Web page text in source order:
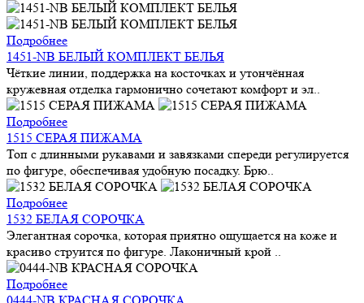
Подробнее
1451-NB БЕЛЫЙ КОМПЛЕКТ БЕЛЬЯ
Чёткие линии, поддержка на косточках и утончённая
кружевная отделка гармонично сочетают комфорт и эл..
Подробнее
1515 СЕРАЯ ПИЖАМА
Топ с длинными рукавами и завязками спереди регулируется
по фигуре, обеспечивая удобную посадку. Брю..
Подробнее
1532 БЕЛАЯ СОРОЧКА
Элегантная сорочка, которая приятно ощущается на коже и
красиво струится по фигуре. Лаконичный крой ..
Подробнее